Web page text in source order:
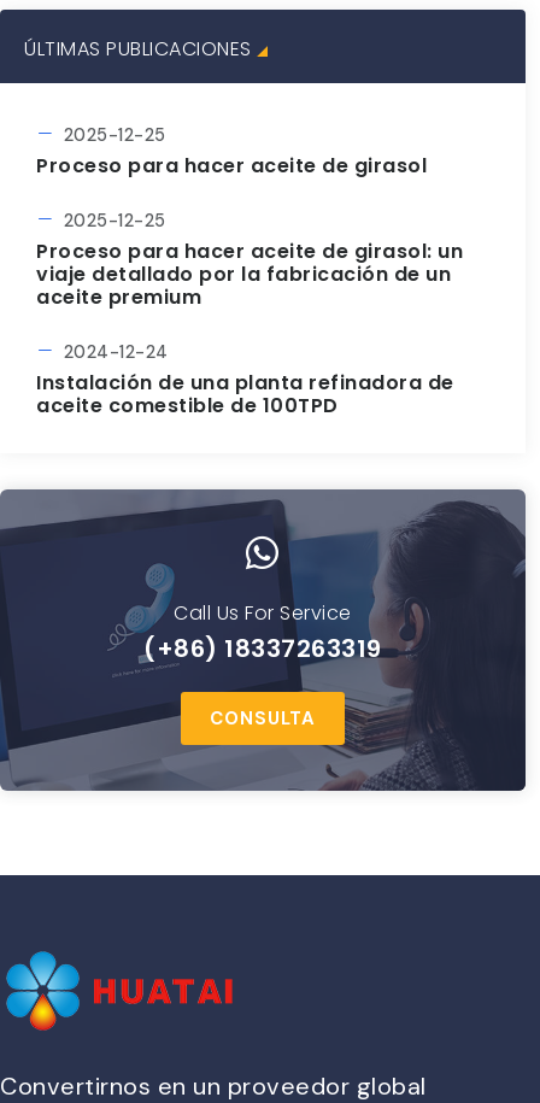
ÚLTIMAS PUBLICACIONES
2025-12-25
Proceso para hacer aceite de girasol
2025-12-25
Proceso para hacer aceite de girasol: un
viaje detallado por la fabricación de un
aceite premium
2024-12-24
Instalación de una planta refinadora de
aceite comestible de 100TPD
Call Us For Service
(+86) 18337263319
CONSULTA
Convertirnos en un proveedor global